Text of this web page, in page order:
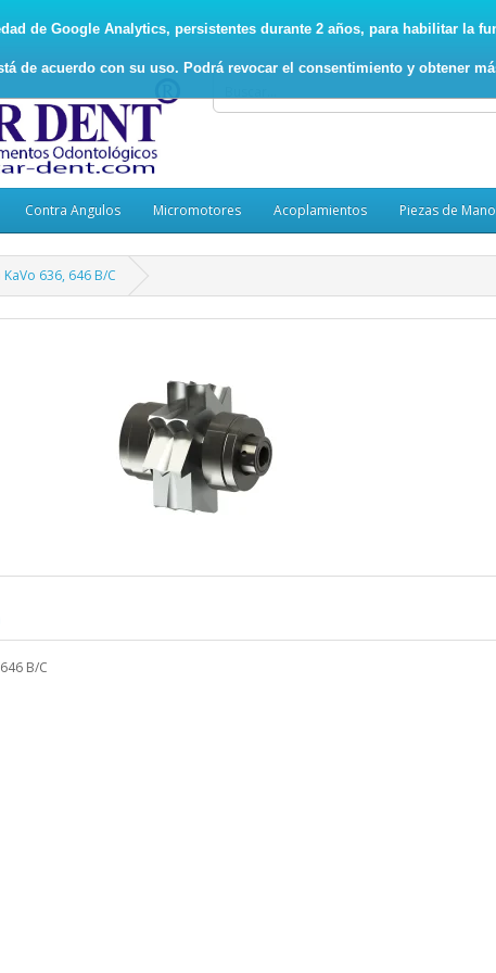
de Google Analytics, persistentes durante 2 años, para habilitar la
de acuerdo con su uso. Podrá revocar el consentimiento y obtener
Contra Angulos Micromotores Acoplamientos Piezas de Mano
636, 646 B/C
B/C